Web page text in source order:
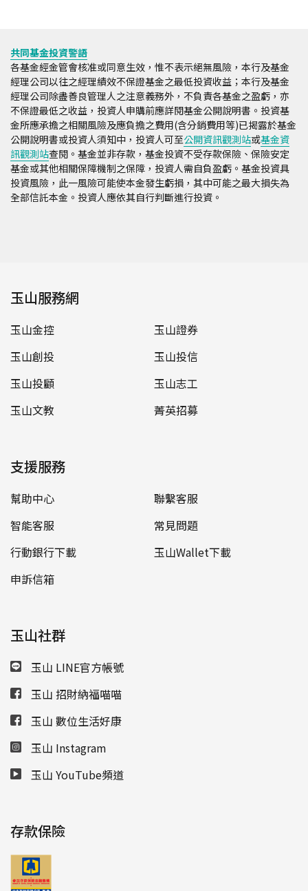
共同基金投資警語
各基金經金管會核准或同意生效，惟不表示絕無風險，本行及基金
經理公司以往之經理績效不保證基金之最低投資收益；本行及基金
經理公司除盡善良管理人之注意義務外，不負責各基金之盈虧，亦
不保證最低之收益，投資人申購前應詳閱基金公開說明書。投資基
金所應承擔之相關風險及應負擔之費用(含分銷費用等)已揭露於基金
公開說明書或投資人須知中，投資人可至公開資訊觀測站或基金資
訊觀測站查閱。基金並非存款，基金投資不受存款保險、保險安定
基金或其他相關保障機制之保障，投資人需自負盈虧。基金投資具
投資風險，此一風險可能使本金發生虧損，其中可能之最大損失為
全部信託本金。投資人應依其自行判斷進行投資。
玉山服務網
玉山金控
玉山證券
玉山創投
玉山投信
玉山投顧
玉山志工
玉山文教
菁英招募
支援服務
幫助中心
聯繫客服
智能客服
常見問題
行動銀行下載
玉山Wallet下載
申訴信箱
玉山社群
玉山 LINE官方帳號
玉山 招財納福喵喵
玉山 數位生活好康
玉山 Instagram
玉山 YouTube頻道
存款保險